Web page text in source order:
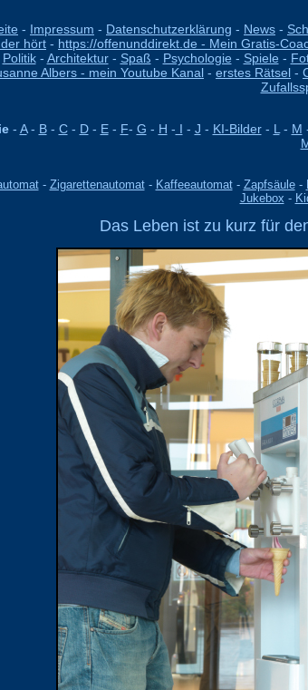
- Impressum - Datenschutzerklärung - News -
hört - https://offenunddirekt.de - Mein Gratis-
Politik- Architektur- Spaß - Psychologie - Spiele -
Albers - mein Youtube Kanal - erstes Rätsel -
- A- B- C- D- E- F- G - H - I - J - KI-Bilder- L - M
- Zigarettenautomat- Kaffeeautomat- Zapfsäule-
Jukebox -
Das Leben ist zu kurz für